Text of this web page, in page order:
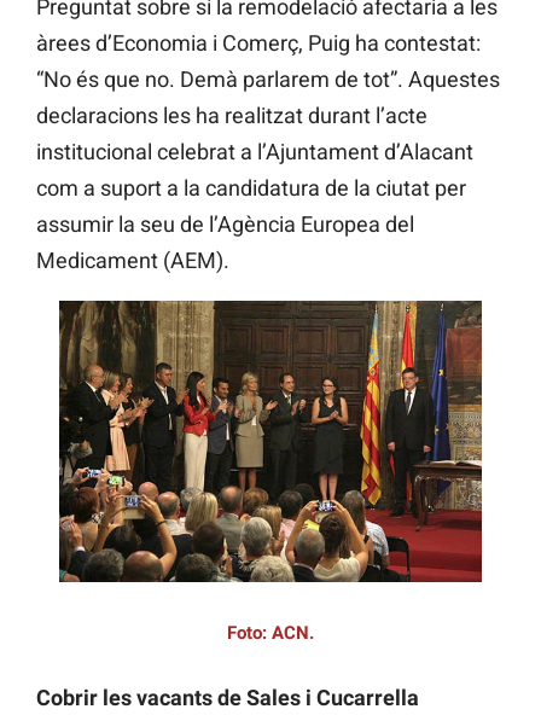
Preguntat sobre si la remodelació afectaria a les
àrees d’Economia i Comerç, Puig ha contestat:
“No és que no. Demà parlarem de tot”. Aquestes
declaracions les ha realitzat durant l’acte
institucional celebrat a l’Ajuntament d’Alacant
com a suport a la candidatura de la ciutat per
assumir la seu de l’Agència Europea del
Medicament (AEM).
Foto: ACN.
Cobrir les vacants de Sales i Cucarrella